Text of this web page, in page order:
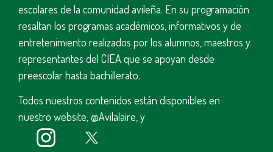
escolares de la comunidad avileña. En su programación
resaltan los programas académicos, informativos y de
entretenimiento realizados por los alumnos, maestros y
representantes del CIEA que se apoyan desde
preescolar hasta bachillerato.
Todos nuestros contenidos están disponibles en
nuestro website, @Avilalaire, y